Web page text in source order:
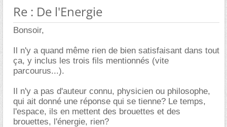
Re : De l'Energie
Bonsoir,
Il n'y a quand même rien de bien satisfaisant dans tout
ça, y inclus les trois fils mentionnés (vite
parcourus...).
Il n'y a pas d'auteur connu, physicien ou philosophe,
qui ait donné une réponse qui se tienne? Le temps,
l'espace, ils en mettent des brouettes et des
brouettes, l'énergie, rien?